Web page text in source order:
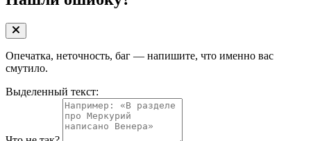
Опечатка, неточность, баг — напишите, что именно вас
смутило.
Выделенный текст: